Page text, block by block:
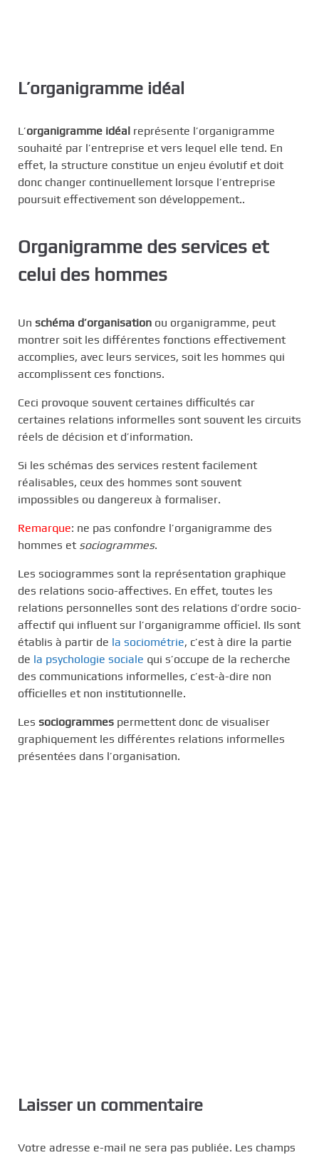
L’organigramme idéal
L’organigramme idéal représente l’organigramme
souhaité par l’entreprise et vers lequel elle tend. En
effet, la structure constitue un enjeu évolutif et doit
donc changer continuellement lorsque l’entreprise
poursuit effectivement son développement..
Organigramme des services et
celui des hommes
Un schéma d’organisation ou organigramme, peut
montrer soit les différentes fonctions effectivement
accomplies, avec leurs services, soit les hommes qui
accomplissent ces fonctions.
Ceci provoque souvent certaines difficultés car
certaines relations informelles sont souvent les circuits
réels de décision et d’information.
Si les schémas des services restent facilement
réalisables, ceux des hommes sont souvent
impossibles ou dangereux à formaliser.
Remarque: ne pas confondre l’organigramme des
hommes et sociogrammes.
Les sociogrammes sont la représentation graphique
des relations socio-affectives. En effet, toutes les
relations personnelles sont des relations d’ordre socio-
affectif qui influent sur l’organigramme officiel. Ils sont
établis à partir de la sociométrie, c’est à dire la partie
de la psychologie sociale qui s’occupe de la recherche
des communications informelles, c’est-à-dire non
officielles et non institutionnelle.
Les sociogrammes permettent donc de visualiser
graphiquement les différentes relations informelles
présentées dans l’organisation.
Laisser un commentaire
Votre adresse e-mail ne sera pas publiée. Les champs